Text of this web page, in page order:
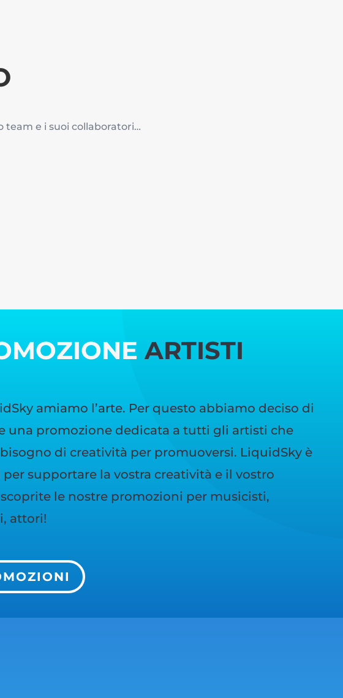
team e i suoi collaboratori…
ARTISTI
amiamo l’arte. Per questo abbiamo deciso di
una promozione dedicata a tutti gli artisti che
di creatività per promuoversi. LiquidSky è
per supportare la vostra creatività e il vostro
le nostre promozioni per musicisti,
attori!